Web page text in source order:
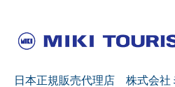
日本正規販売代理店 株式会社